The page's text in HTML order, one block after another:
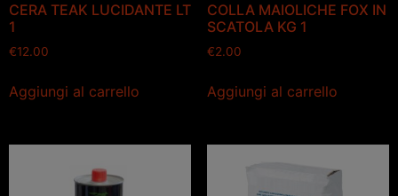
CERA TEAK LUCIDANTE LT
1
€12.00
Aggiungi al carrello
COLLA MAIOLICHE FOX IN
SCATOLA KG 1
€2.00
Aggiungi al carrello